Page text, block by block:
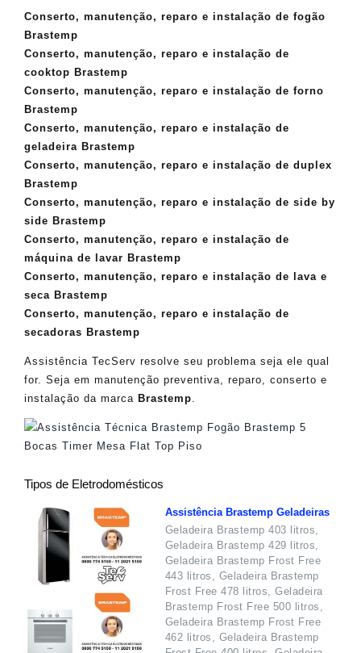
Conserto, manutenção, reparo e instalação de fogão
Brastemp
Conserto, manutenção, reparo e instalação de
cooktop Brastemp
Conserto, manutenção, reparo e instalação de forno
Brastemp
Conserto, manutenção, reparo e instalação de
geladeira Brastemp
Conserto, manutenção, reparo e instalação de duplex
Brastemp
Conserto, manutenção, reparo e instalação de side by
side Brastemp
Conserto, manutenção, reparo e instalação de
máquina de lavar Brastemp
Conserto, manutenção, reparo e instalação de lava e
seca Brastemp
Conserto, manutenção, reparo e instalação de
secadoras Brastemp
Assistência TecServ resolve seu problema seja ele qual
for. Seja em manutenção preventiva, reparo, conserto e
instalação da marca Brastemp
Tipos de Eletrodomésticos
Assistência Brastemp Geladeiras
Geladeira Brastemp 403 litros,
Geladeira Brastemp 429 litros,
Geladeira Brastemp Frost Free
443 litros, Geladeira Brastemp
Frost Free 478 litros, Geladeira
Brastemp Frost Free 500 litros,
Geladeira Brastemp Frost Free
462 litros, Geladeira Brastemp